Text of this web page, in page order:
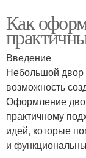
Как
Введение
Небольшой двор
возможность
Оформление
практичному
идей, которые
и